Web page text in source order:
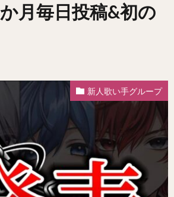
月毎日投稿&初の
新人歌い手グループ